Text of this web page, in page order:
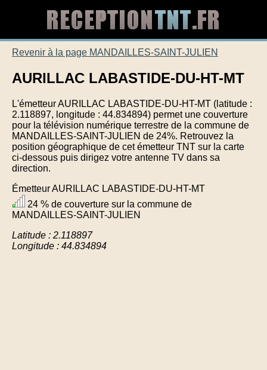
Revenir à la page MANDAILLES-SAINT-JULIEN
AURILLAC LABASTIDE-DU-HT-MT
L'émetteur AURILLAC LABASTIDE-DU-HT-MT (latitude :
2.118897, longitude : 44.834894) permet une couverture
pour la télévision numérique terrestre de la commune de
MANDAILLES-SAINT-JULIEN de 24%. Retrouvez la
position géographique de cet émetteur TNT sur la carte
ci-dessous puis dirigez votre antenne TV dans sa
direction.
Émetteur AURILLAC LABASTIDE-DU-HT-MT
24 % de couverture sur la commune de
MANDAILLES-SAINT-JULIEN
Latitude : 2.118897
Longitude : 44.834894